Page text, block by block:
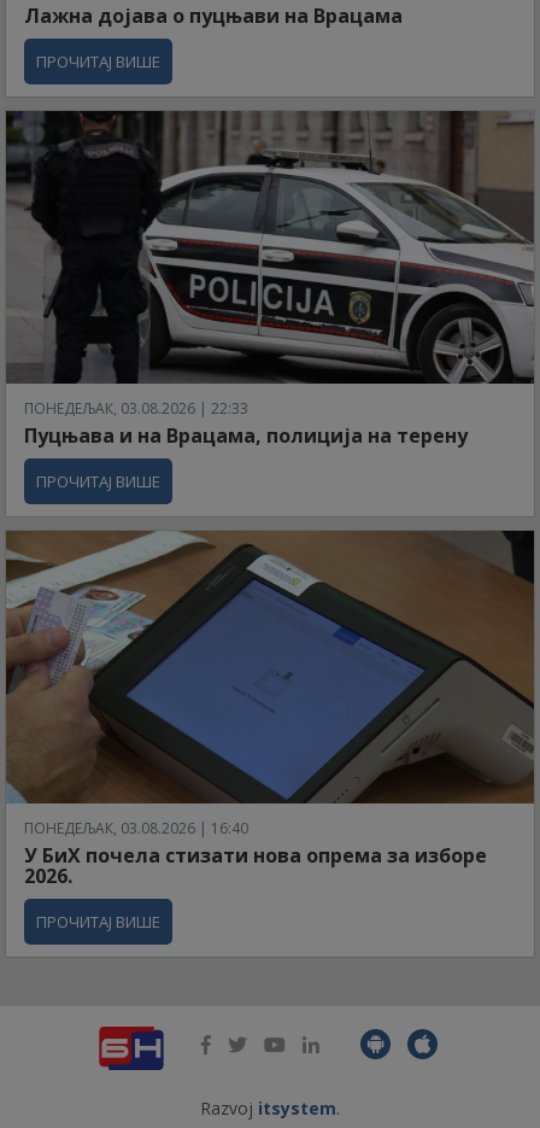
Лажна дојава о пуцњави на Врацама
ПРОЧИТАЈ ВИШЕ
ПОНЕДЕЉАК, 03.08.2026 | 22:33
Пуцњава и на Врацама, полиција на терену
ПРОЧИТАЈ ВИШЕ
ПОНЕДЕЉАК, 03.08.2026 | 16:40
У БиХ почела стизати нова опрема за изборе
2026.
ПРОЧИТАЈ ВИШЕ
Razvoj itsystem.